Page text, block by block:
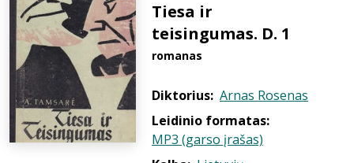
Tiesa ir
teisingumas. D. 1
romanas
Diktorius: Arnas Rosenas
Leidinio formatas:
MP3 (garso įrašas)